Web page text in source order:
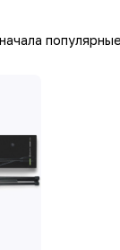
который
своим
и
популярные